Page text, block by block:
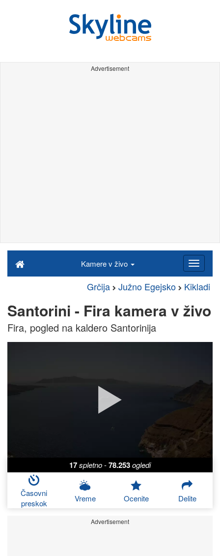
Advertisement
Kamere v živo
Grčija Južno Egejsko Kikladi
Santorini - Fira kamera v živo
Fira, pogled na kaldero Santorinija
17spletno-78.253ogledi
Časovni
preskok
Vreme Ocenite Delite
Advertisement